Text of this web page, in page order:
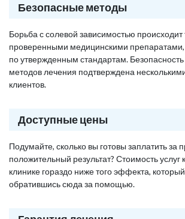
Безопасные методы
Борьба с солевой зависимостью происходит
проверенными медицинскими препаратами,
по утвержденным стандартам.
методов лечения подтверждена
клиентов.
Доступные цены
Подумайте, сколько вы готовы заплатить за
положительный результат? Стоимость
клинике гораздо ниже того эффекта,
обратившись сюда за помощью.